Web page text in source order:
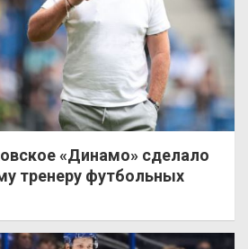
«Динамо» сделало
тренеру футбольных